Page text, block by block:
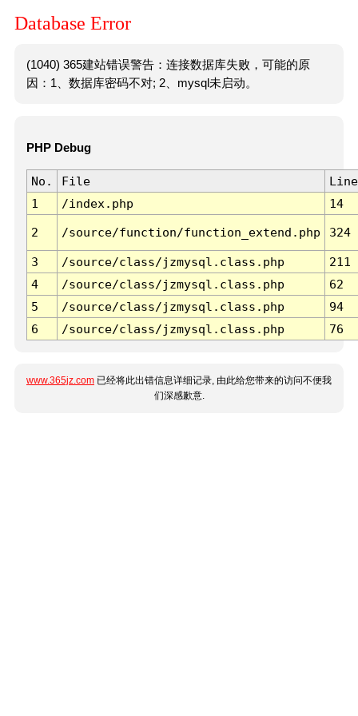
Database Error
(1040) 365建站错误警告：连接数据库失败，可能的原
因：1、数据库密码不对; 2、mysql未启动。
PHP Debug
No. File
Line
1
/index.php 14
2 /source/function/function_extend.php 324
3 /source/class/jzmysql.class.php
211
4
/source/class/jzmysql.class.php
62
5
/source/class/jzmysql.class.php
94
6
/source/class/jzmysql.class.php 76
www.365jz.com 已经将此出错信息详细记录, 由此给您带来的访问不便我
们深感歉意.